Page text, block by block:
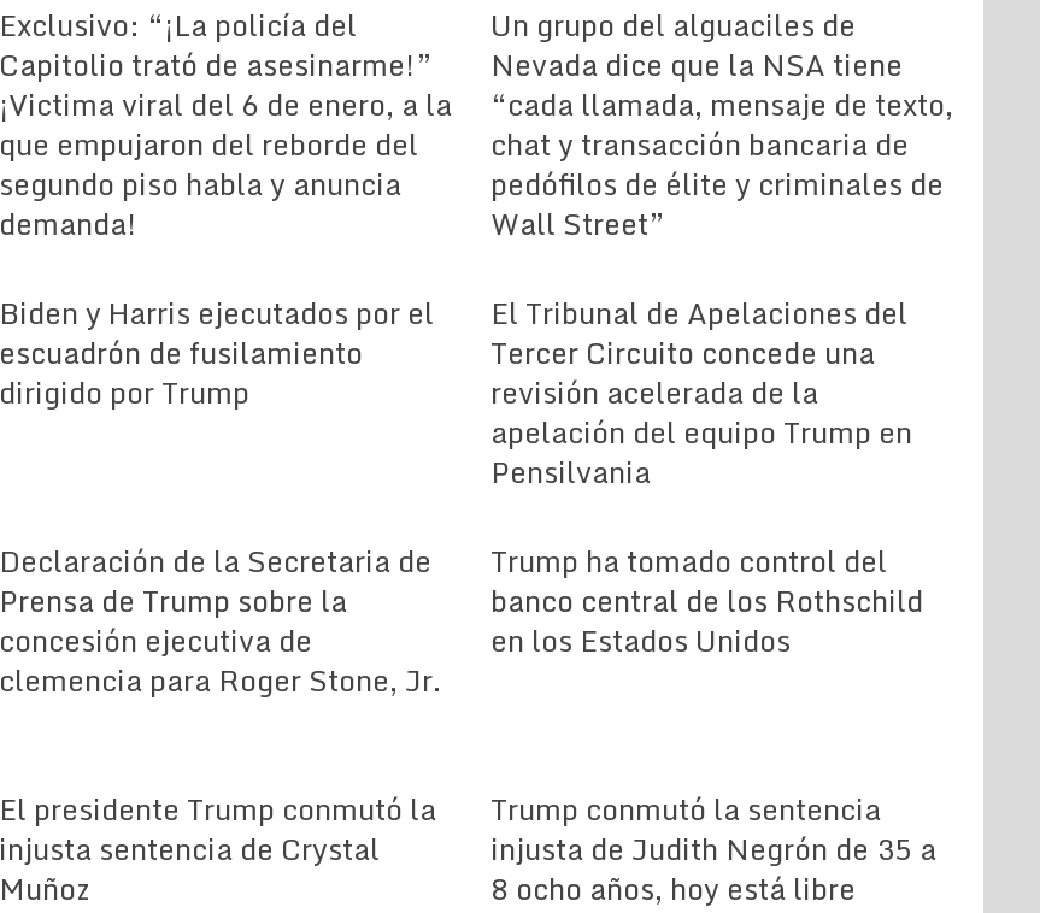
Exclusivo: “¡La policía del
Capitolio trató de asesinarme!”
¡Victima viral del 6 de enero, a la
que empujaron del reborde del
segundo piso habla y anuncia
demanda!
Un grupo del alguaciles de
Nevada dice que la NSA tiene
“cada llamada, mensaje de texto,
chat y transacción bancaria de
pedófilos de élite y criminales de
Wall Street”
Biden y Harris ejecutados por el
escuadrón de fusilamiento
dirigido por Trump
El Tribunal de Apelaciones del
Tercer Circuito concede una
revisión acelerada de la
apelación del equipo Trump en
Pensilvania
Declaración de la Secretaria de
Prensa de Trump sobre la
concesión ejecutiva de
clemencia para Roger Stone, Jr.
Trump ha tomado control del
banco central de los Rothschild
en los Estados Unidos
El presidente Trump conmutó la
injusta sentencia de Crystal
Muñoz
Trump conmutó la sentencia
injusta de Judith Negrón de 35 a
8 ocho años, hoy está libre